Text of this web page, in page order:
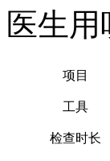
医生
项目
工具
检查时长